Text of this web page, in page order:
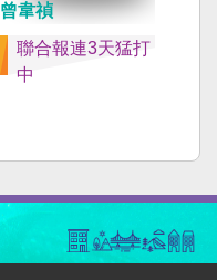
曾韋禎
聯合報連3天猛打
中